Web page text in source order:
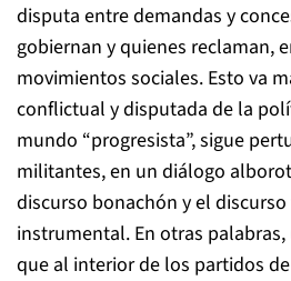
disputa entre demandas y
gobiernan y quienes reclaman,
movimientos sociales. Esto va
conflictual y disputada de la
mundo “progresista”, sigue
militantes, en un diálogo
discurso bonachón y el
instrumental. En otras
que al interior de los partidos